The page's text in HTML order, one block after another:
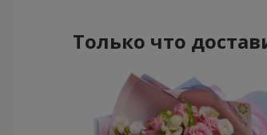
Только что